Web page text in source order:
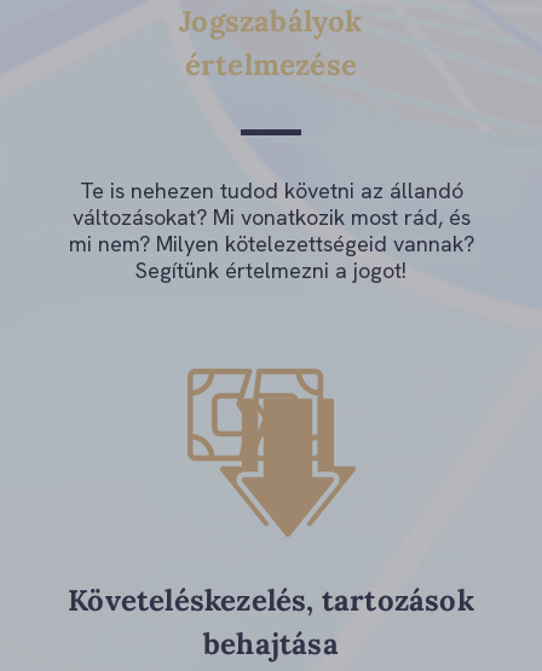
Jogszabályok
értelmezése
Te is nehezen tudod követni az állandó
változásokat? Mi vonatkozik most rád, és
mi nem? Milyen kötelezettségeid vannak?
Segítünk értelmezni a jogot!
Követeléskezelés, tartozások
behajtása